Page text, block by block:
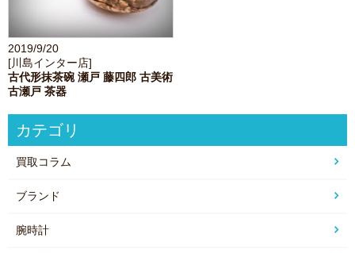
2019/9/20
[川島インター店]
古代形抹茶碗 瀬戸 藤四郎 古美術
古瀬戸 茶器
カテゴリ
買取コラム
ブランド
腕時計